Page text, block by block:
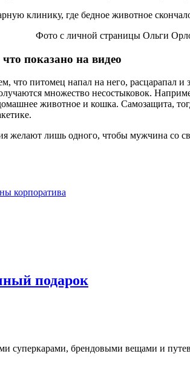
клинику, где бедное животное
Фото с личной страницы Ольги
показано на видео
что питомец напал на него, расцарапал
множество несостыковок.
животное и кошка. Самозащита,
желают лишь одного, чтобы мужчина со
корпоратива
подарок
суперкарами, брендовыми вещами и